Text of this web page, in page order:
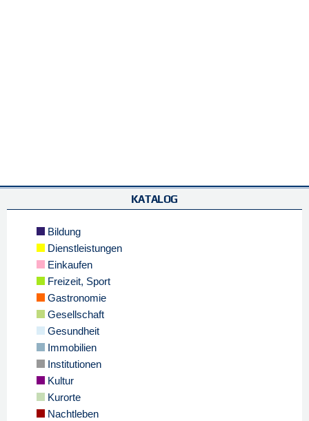
KATALOG
Bildung
Dienstleistungen
Einkaufen
Freizeit, Sport
Gastronomie
Gesellschaft
Gesundheit
Immobilien
Institutionen
Kultur
Kurorte
Nachtleben